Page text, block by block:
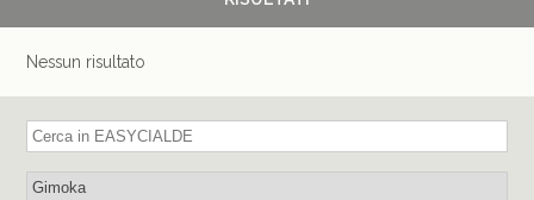
Nessun risultato